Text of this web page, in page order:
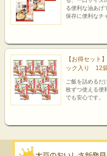
る便利な油あげ
保存に便利なチ
【お得セッ
ック入り 12
ご飯を詰めるだ
枚ずつ使える便
でも安心です。